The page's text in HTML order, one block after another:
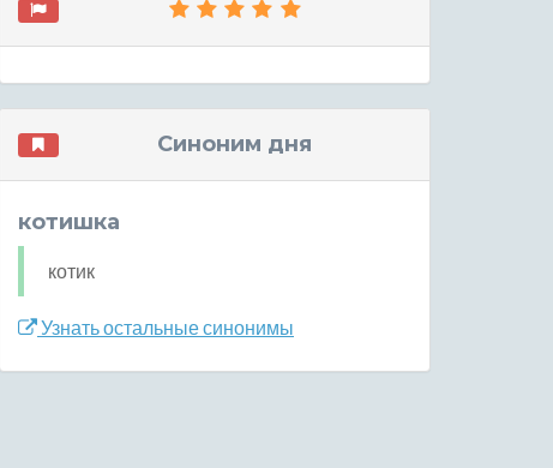
Синоним дня
котишка
котик
Узнать остальные синонимы